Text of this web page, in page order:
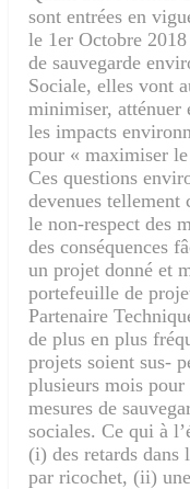
sont entrées en
le 1er Octobre
de sauvegarde
Sociale, elles vont
minimiser, atténuer
les impacts
pour « maximiser
Ces questions
devenues tellement
le non-respect des
des conséquences
un projet donné et
portefeuille de
Partenaire
de plus en plus
projets soient sus-
plusieurs mois pour
mesures de
sociales. Ce qui à
(i) des retards dans
par ricochet, (ii)